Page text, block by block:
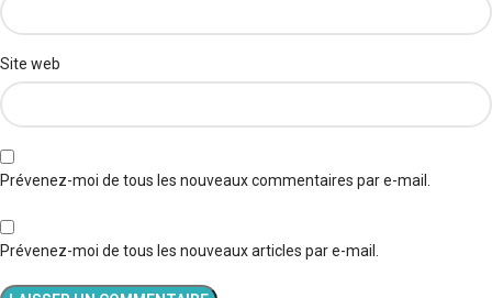
Site web
Prévenez-moi de tous les nouveaux commentaires par e-mail.
Prévenez-moi de tous les nouveaux articles par e-mail.